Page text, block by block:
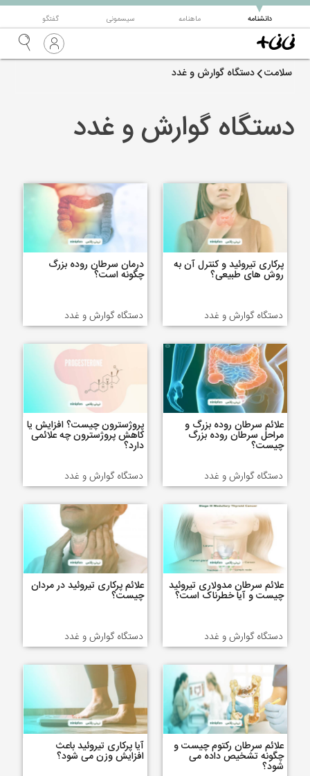
دانشنامه
▼ ماهنامه سیسمونی گفتگو
سلامت دستگاه گوارش و غدد
دستگاه گوارش و غدد
پرکاری تیروئید و کنترل آن به
روش های طبیعی؟
دستگاه گوارش و غدد
درمان سرطان روده بزرگ
چگونه است؟
دستگاه گوارش و غدد
علائم سرطان روده بزرگ و
مراحل سرطان روده بزرگ
چیست؟
دستگاه گوارش و غدد
پروژسترون چیست؟ افزایش یا
کاهش پروژسترون چه علائمی
دارد؟
دستگاه گوارش و غدد
علائم سرطان مدولاری تیروئید
چیست و آیا خطرناک است؟
دستگاه گوارش و غدد
علائم پرکاری تیروئید در مردان
چیست؟
دستگاه گوارش و غدد
علائم سرطان رکتوم چیست و
چگونه تشخیص داده می
شود؟
آیا پرکاری تیروئید باعث
افزایش وزن می شود؟